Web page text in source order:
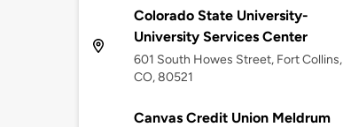
Colorado State University-
University Services Center
601 South Howes Street, Fort Collins,
CO, 80521
Canvas Credit Union Meldrum